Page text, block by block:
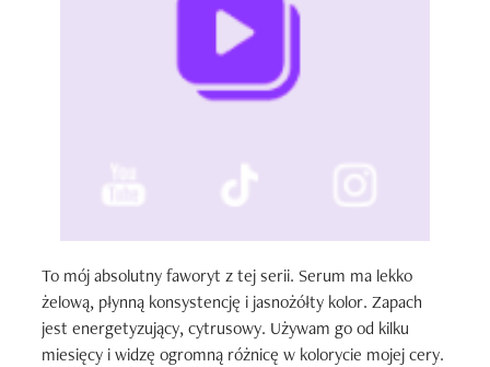
To mój absolutny faworyt z tej serii. Serum ma lekko
żelową, płynną konsystencję i jasnożółty kolor. Zapach
jest energetyzujący, cytrusowy. Używam go od kilku
miesięcy i widzę ogromną różnicę w kolorycie mojej cery.